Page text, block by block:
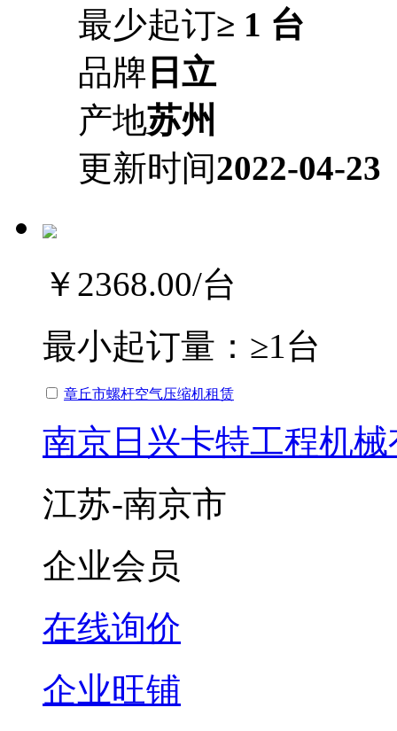
最少起订≥ 1 台
品牌 日立
产地苏州
更新时间2022-04-23
￥2368.00/台
最小起订量： ≥1台
章丘市螺杆空气压缩机租赁
南京日兴卡特工程机
江苏-南京市
企业会员
在线询价
企业旺铺